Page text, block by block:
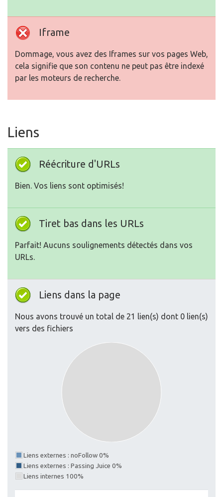
Iframe
Dommage, vous avez des Iframes sur vos pages Web,
cela signifie que son contenu ne peut pas être indexé
par les moteurs de recherche.
Liens
Réécriture d'URLs
Bien. Vos liens sont optimisés!
Tiret bas dans les URLs
Parfait! Aucuns soulignements détectés dans vos
URLs.
Liens dans la page
Nous avons trouvé un total de 21 lien(s) dont 0 lien(s)
vers des fichiers
Liens externes : noFollow 0%
Liens externes : Passing Juice 0%
Liens internes 100%